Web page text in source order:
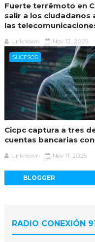
Fuerte terrêmoto en
salir a los ciudadanos
las
Unknown Nov 13, 2025
SUCESOS
Cicpc captura a tres
cuentas bancarias
Unknown Nov 11, 2025
BLOGGER
RADIO CONEXIÓN